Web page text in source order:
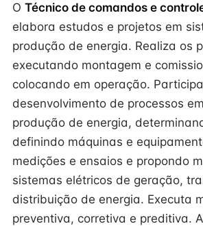
O Técnico de comandos e
elabora estudos e projetos em
produção de energia. Realiza os
executando montagem e
colocando em operação.
desenvolvimento de processos
produção de energia,
definindo máquinas e
medições e ensaios e propondo
sistemas elétricos de geração,
distribuição de energia. Executa
preventiva, corretiva e preditiva.